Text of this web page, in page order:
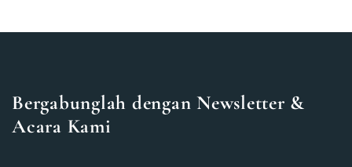
Bergabunglah dengan Newsletter &
Acara Kami